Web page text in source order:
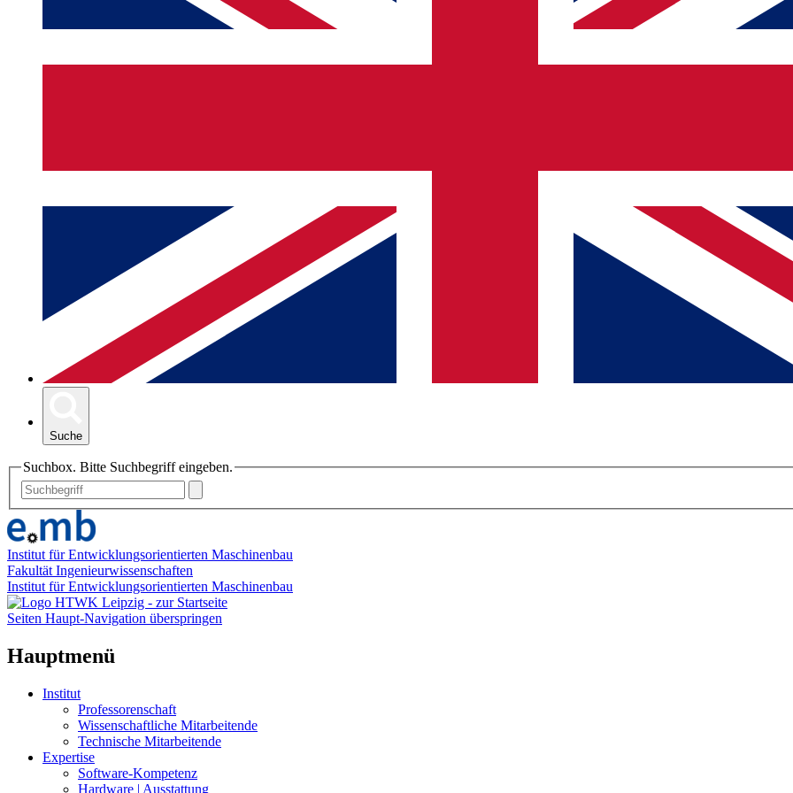
Suche
Suchbox. Bitte Suchbegriff eingeben.
Institut für Entwicklungsorientierten Maschinenbau
Fakultät Ingenieurwissenschaften
Institut für Entwicklungsorientierten Maschinenbau
Seiten Haupt-Navigation überspringen
Hauptmenü
Institut
Professorenschaft
Wissenschaftliche Mitarbeitende
Technische Mitarbeitende
Expertise
Software-Kompetenz
Hardware | Ausstattung